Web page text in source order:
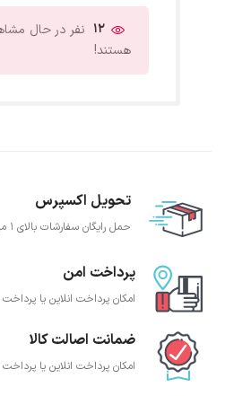
12 نفر در حال
هستند!
تحویل اکسپرس
حمل رایگان سفارشات بالای 1 میلیون تومان
پرداخت امن
امکان پرداخت انلاین یا
ضمانت اصالت کالا
امکان پرداخت انلاین یا